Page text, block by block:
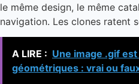
le même design, le même
navigation. Les clones ratent
A LIRE : Une image .gif
géométriques : vrai ou